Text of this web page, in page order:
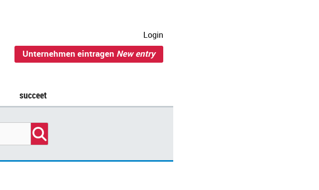
Login
Unternehmen eintragen New entry
succeet